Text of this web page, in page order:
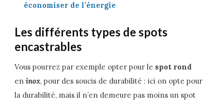
économiser de l’énergie
Les différents types de spots
encastrables
Vous pourrez par exemple opter pour le spot rond
en inox, pour des soucis de durabilité : ici on opte pour
la durabilité, mais il n’en demeure pas moins un spot